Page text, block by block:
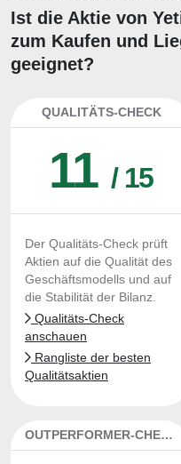
Ist die Aktie von
zum Kaufen und
geeignet?
QUALITÄTS-CHECK
11/ 15
Der Qualitäts-Check prüft
Aktien auf die Qualität des
Geschäftsmodells und auf
die Stabilität der Bilanz.
Qualitäts-Check
anschauen
Rangliste der besten
Qualitätsaktien
OUTPERFORMER-CHECK